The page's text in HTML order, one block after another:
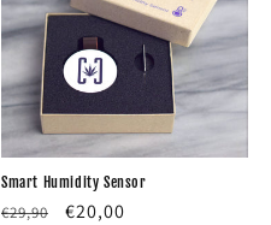
Smart Humidity Sensor
Normaler
€29,90 Verkaufspreis
€20,00